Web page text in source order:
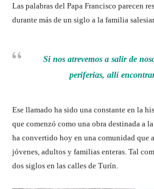
Las palabras del Papa Francisco parecen
durante más de un siglo a la familia
Si nos atrevemos a salir de
periferias, allí
Ese llamado ha sido una constante en la
que comenzó como una obra destinada a
ha convertido hoy en una comunidad que
jóvenes, adultos y familias enteras. Tal
dos siglos en las calles de Turín.